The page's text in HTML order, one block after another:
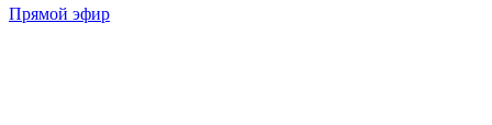
Прямой эфир